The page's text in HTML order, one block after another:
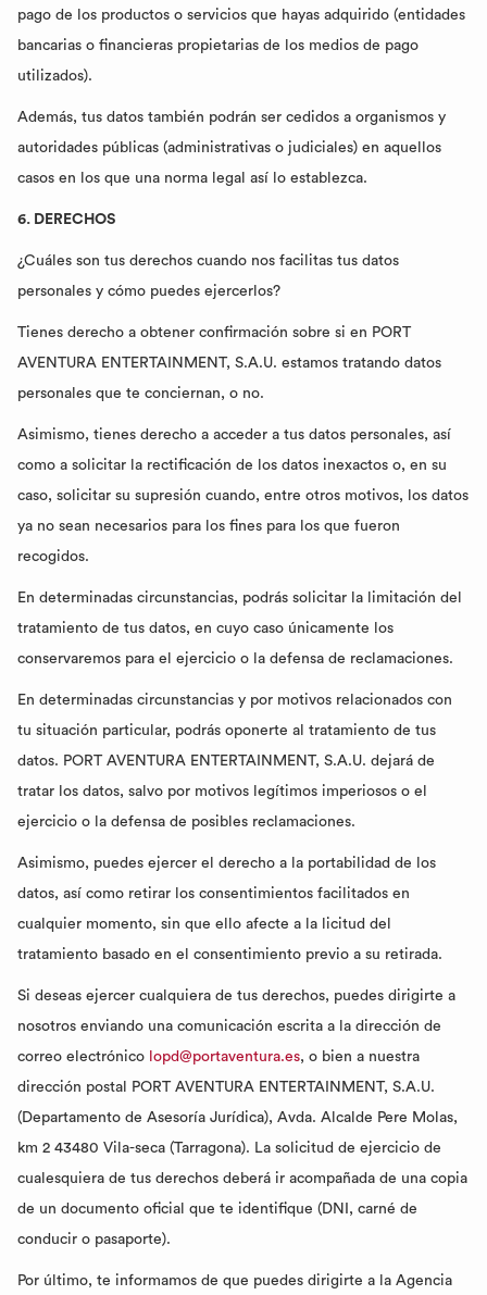
pago de los productos o servicios que hayas adquirido (entidades
bancarias o financieras propietarias de los medios de pago
utilizados).
Además, tus datos también podrán ser cedidos a organismos y
autoridades públicas (administrativas o judiciales) en aquellos
casos en los que una norma legal así lo establezca.
6. DERECHOS
¿Cuáles son tus derechos cuando nos facilitas tus datos
personales y cómo puedes ejercerlos?
Tienes derecho a obtener confirmación sobre si en PORT
AVENTURA ENTERTAINMENT, S.A.U. estamos tratando datos
personales que te conciernan, o no.
Asimismo, tienes derecho a acceder a tus datos personales, así
como a solicitar la rectificación de los datos inexactos o, en su
caso, solicitar su supresión cuando, entre otros motivos, los datos
ya no sean necesarios para los fines para los que fueron
recogidos.
En determinadas circunstancias, podrás solicitar la limitación del
tratamiento de tus datos, en cuyo caso únicamente los
conservaremos para el ejercicio o la defensa de reclamaciones.
En determinadas circunstancias y por motivos relacionados con
tu situación particular, podrás oponerte al tratamiento de tus
datos. PORT AVENTURA ENTERTAINMENT, S.A.U. dejará de
tratar los datos, salvo por motivos legítimos imperiosos o el
ejercicio o la defensa de posibles reclamaciones.
Asimismo, puedes ejercer el derecho a la portabilidad de los
datos, así como retirar los consentimientos facilitados en
cualquier momento, sin que ello afecte a la licitud del
tratamiento basado en el consentimiento previo a su retirada.
Si deseas ejercer cualquiera de tus derechos, puedes dirigirte a
nosotros enviando una comunicación escrita a la dirección de
correo electrónico lopd@portaventura.es, o bien a nuestra
dirección postal PORT AVENTURA ENTERTAINMENT, S.A.U.
(Departamento de Asesoría Jurídica), Avda. Alcalde Pere Molas,
km 2 43480 Vila-seca (Tarragona). La solicitud de ejercicio de
cualesquiera de tus derechos deberá ir acompañada de una copia
de un documento oficial que te identifique (DNI, carné de
conducir o pasaporte).
Por último, te informamos de que puedes dirigirte a la Agencia